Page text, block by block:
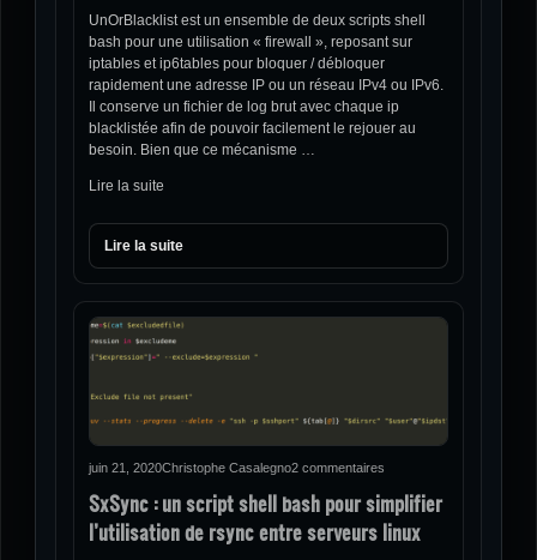
UnOrBlacklist est un ensemble de deux scripts shell
bash pour une utilisation « firewall », reposant sur
iptables et ip6tables pour bloquer / débloquer
rapidement une adresse IP ou un réseau IPv4 ou IPv6.
Il conserve un fichier de log brut avec chaque ip
blacklistée afin de pouvoir facilement le rejouer au
besoin. Bien que ce mécanisme …
Lire la suite
Lire la suite
juin 21, 2020Christophe Casalegno2 commentaires
SxSync : un script shell bash pour simplifier
l’utilisation de rsync entre serveurs linux